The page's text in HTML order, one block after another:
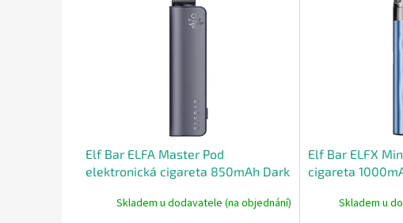
Elf Bar ELFA Master Pod
elektronická cigareta 850mAh Dark
Skladem u dodavatele (na objednání)
Elf Bar ELFX
cigareta
Skladem u